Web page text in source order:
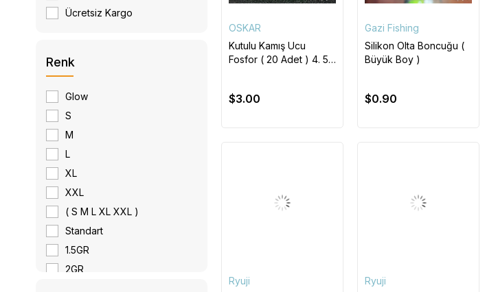
Ücretsiz Kargo
Renk
Glow
S
M
L
XL
XXL
( S M L XL XXL )
Standart
1.5GR
2GR
OSKAR
Kutulu Kamış Ucu
Fosfor ( 20 Adet ) 4. 5
$3.00
Gazi Fishing
Silikon Olta Boncuğu (
Büyük Boy )
$0.90
Ryuji
Ryuji